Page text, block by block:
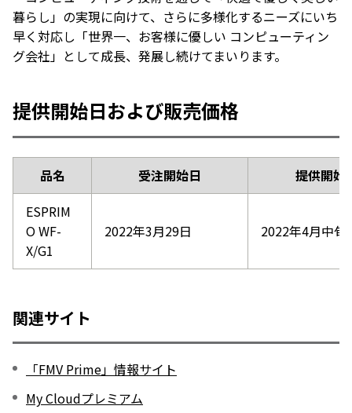
暮らし」の実現に向けて、さらに多様化するニーズにいち
早く対応し「世界一、お客様に優しい コンピューティン
グ会社」として成長、発展し続けてまいります。
提供開始日および販売価格
品名 受注開始日
提供開始
ESPRIM
O WF-
X/G1
2022年3月29日 2022年4月中旬
関連サイト
「FMV Prime」情報サイト
My Cloudプレミアム